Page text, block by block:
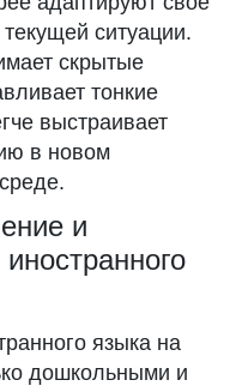
ситуации.
скрытые
тонкие
выстраивает
в новом
и
языка на
дошкольными и